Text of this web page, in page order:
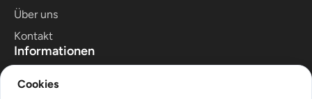
Über uns
Kontakt
Informationen
Anfrage
Cookies